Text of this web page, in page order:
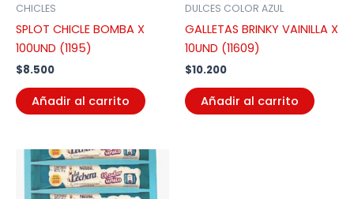
CHICLES
SPLOT CHICLE BOMBA X
100UND (1195)
$8.500
Añadir al carrito
DULCES COLOR AZUL
GALLETAS BRINKY VAINILLA X
10UND (11609)
$10.200
Añadir al carrito